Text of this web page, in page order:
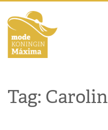
Tag: